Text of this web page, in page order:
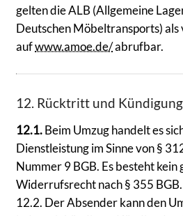
gelten die ALB (Allgemeine
Deutschen Möbeltransports)
aufwww.amoe.de/abrufbar.
12. Rücktritt und Kündigung
12.1.Beim Umzug handelt es
Dienstleistung im Sinne von §
Nummer 9 BGB. Es besteht kein
Widerrufsrecht nach § 355 BGB.
12.2. Der Absender kann den